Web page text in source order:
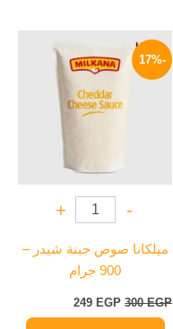
-17%
-
+
ميلكانا صوص جبنة شيدر –
900 جرام
300EGP
هو:
249 EGP
الحالي
هو:
249 EGP.